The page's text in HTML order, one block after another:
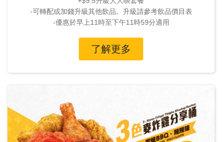
-可轉配或加錢升級其他飲品。升級請參考飲品價目表
-優惠於早上11時至下午11時59分適用
了解更多